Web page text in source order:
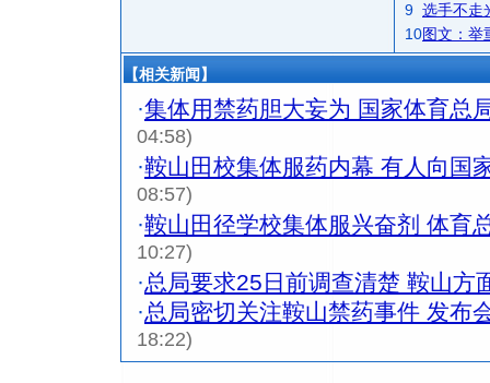
9 选手不走
10图文：举
【相关新闻】
·集体用禁药胆大妄为 国家体育总
04:58)
·鞍山田校集体服药内幕 有人向国
08:57)
·鞍山田径学校集体服兴奋剂 体育
10:27)
·总局要求25日前调查清楚 鞍山方
·总局密切关注鞍山禁药事件 发布
18:22)